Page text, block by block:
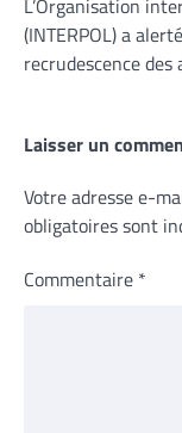
(INTERPOL) a
recrudescence
Laisser un
Votre adresse e-
obligatoires sont
Commentaire *